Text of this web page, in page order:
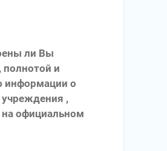
ли Вы
и
информации о
учреждения ,
официальном